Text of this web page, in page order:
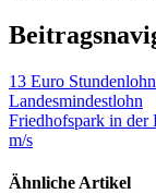
13 Euro
Landesmindestlohn
Friedhofspark in der
m/s
Ähnliche Artikel